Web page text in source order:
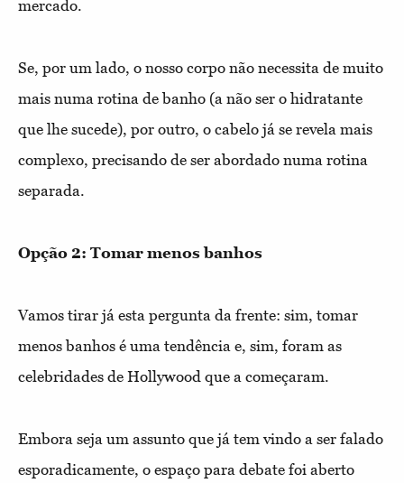
mercado.
Se, por um lado, o nosso corpo não necessita de muito
mais numa rotina de banho (a não ser o hidratante
que lhe sucede), por outro, o cabelo já se revela mais
complexo, precisando de ser abordado numa rotina
separada.
Opção 2: Tomar menos banhos
Vamos tirar já esta pergunta da frente: sim, tomar
menos banhos é uma tendência e, sim, foram as
celebridades de Hollywood que a começaram.
Embora seja um assunto que já tem vindo a ser falado
esporadicamente, o espaço para debate foi aberto